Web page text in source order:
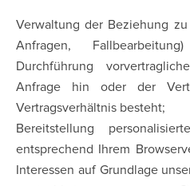
Verwaltung der Beziehung
Anfragen,
Durchführung
Anfrage hin oder der
Vertragsverhältnis besteht;
Bereitstellung
entsprechend Ihrem
Interessen auf Grundlage